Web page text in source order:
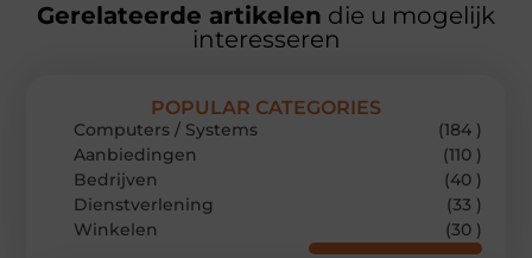
Gerelateerde artikelen die u mogelijk
interesseren
POPULAR CATEGORIES
Computers / Systems
(184 )
Aanbiedingen
(110 )
Bedrijven
(40 )
Dienstverlening
(33 )
Winkelen
(30 )